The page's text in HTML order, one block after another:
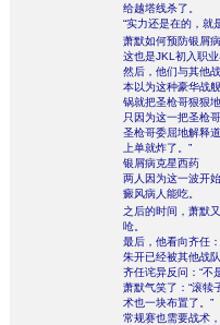
给越塔线杀了。
“实力还是在的，就
萧默如何预防银屑
这也是JKL初入职
然后，他们与其他
本以为这种豪华战
锅就把圣枪哥狠狠
只因为这一把圣枪
圣枪哥委屈地解释
上单就炸了。”
银屑病克星西药
两人因为这一波开
癜风病人能吃。
之后的时间，萧默
呛。
最后，他看向齐任
朱开已经被其他战
齐任诧异反问：“不
萧默气笑了：“滚犊
术也一块布置了。”
常规赛也需要战术